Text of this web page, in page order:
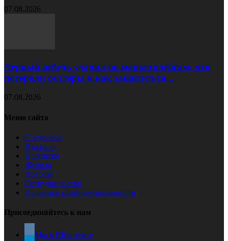
07.08.2026
Черный лебедь ударил по маркетплейсам: что
потеряли селлеры и как защититься...
07.08.2026
Меню сайта
О журнале
Издатель
Подписка
Журнал
Новости
Сотрудничество
Политика конфиденциальности
Присоединяйтесь к нам
Мы в ВКонтакте